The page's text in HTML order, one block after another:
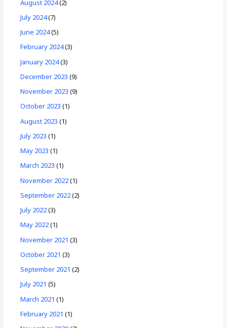
August 2024(2)
July 2024(7)
June 2024(5)
February 2024(3)
January 2024(3)
December 2023 (9)
November 2023 (9)
October 2023 (1)
August 2023 (1)
July 2023 (1)
May 2023 (1)
March 2023 (1)
November 2022(1)
September 2022(2)
July 2022(3)
May 2022(1)
November 2021 (3)
October 2021 (3)
September 2021 (2)
July 2021 (5)
March 2021 (1)
February 2021 (1)